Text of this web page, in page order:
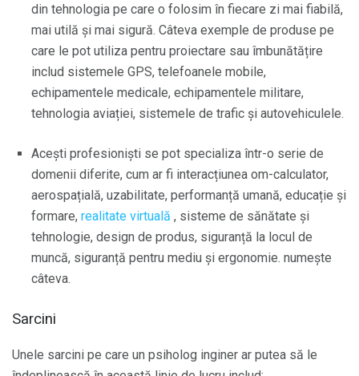
din tehnologia pe care o folosim în fiecare zi mai fiabilă,
mai utilă și mai sigură. Câteva exemple de produse pe
care le pot utiliza pentru proiectare sau îmbunătățire
includ sistemele GPS, telefoanele mobile,
echipamentele medicale, echipamentele militare,
tehnologia aviației, sistemele de trafic și autovehiculele.
Acești profesioniști se pot specializa într-o serie de
domenii diferite, cum ar fi interacțiunea om-calculator,
aerospațială, uzabilitate, performanță umană, educație și
formare, realitate virtuală , sisteme de sănătate și
tehnologie, design de produs, siguranță la locul de
muncă, siguranță pentru mediu și ergonomie. numește
câteva.
Sarcini
Unele sarcini pe care un psiholog inginer ar putea să le